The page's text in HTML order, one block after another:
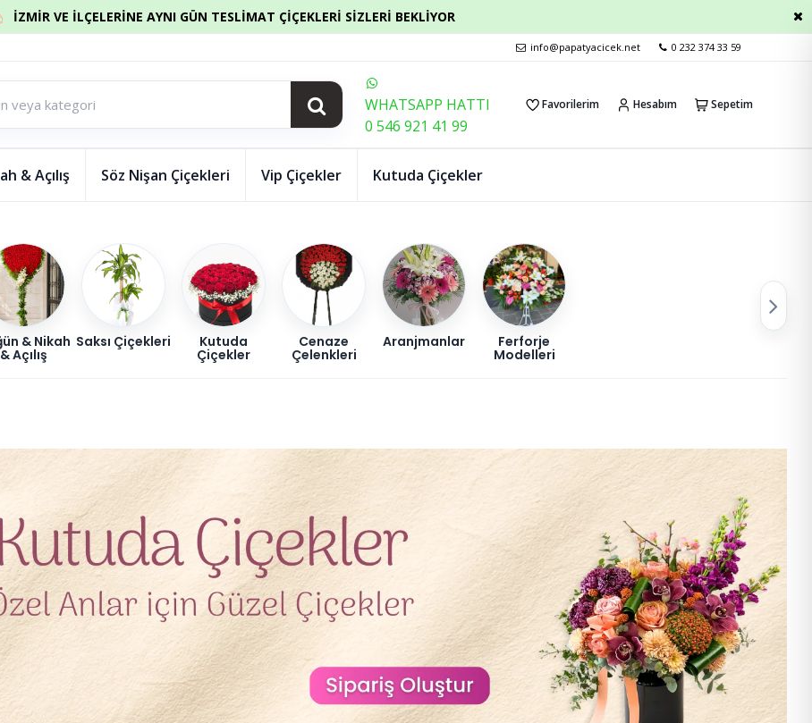
İZMİR VE İLÇELERİNE AYNI GÜN TESLİMAT ÇİÇEKLERİ SİZLERİ BEKLİYOR
info@papatyacicek.net 0 232 374 33 59
WHATSAPP HATTI
0 546 921 41 99
Favorilerim Hesabım Sepetim
& Açılış Söz Nişan Çiçekleri Vip Çiçekler Kutuda Çiçekler
& Nikah
& Açılış
Saksı Çiçekleri Kutuda
Çiçekler
Cenaze
Çelenkleri
Aranjmanlar Ferforje
Modelleri